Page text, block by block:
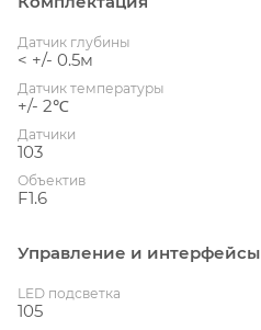
Датчик глубины
< +/- 0.5м
Датчик температуры
+/- 2℃
Датчики
103
Объектив
F1.6
Управление и интерфейсы
LED подсветка
105